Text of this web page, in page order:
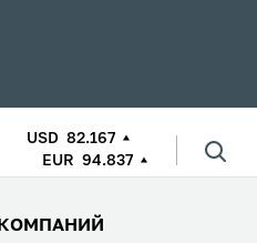
USD 82.167
EUR 94.837